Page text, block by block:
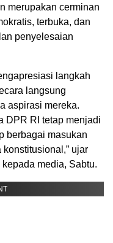
merupakan cerminan
terbuka, dan
penyelesaian
langkah
langsung
aspirasi mereka.
DPR RI tetap menjadi
berbagai masukan
ujar
media, Sabtu.